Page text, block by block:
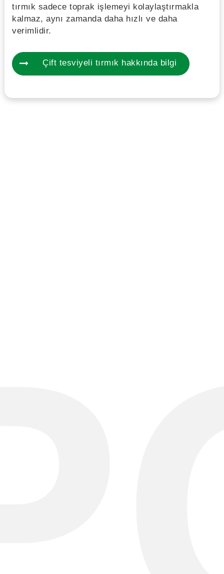
tırmık sadece toprak işlemeyi kolaylaştırmakla
kalmaz, aynı zamanda daha hızlı ve daha
verimlidir.
Çift tesviyeli tırmık hakkında bilgi